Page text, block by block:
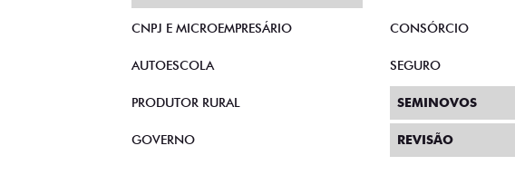
CNPJ E MICROEMPRESÁRIO
AUTOESCOLA
PRODUTOR RURAL
GOVERNO
CONSÓRCIO
SEGURO
SEMINOVOS
REVISÃO